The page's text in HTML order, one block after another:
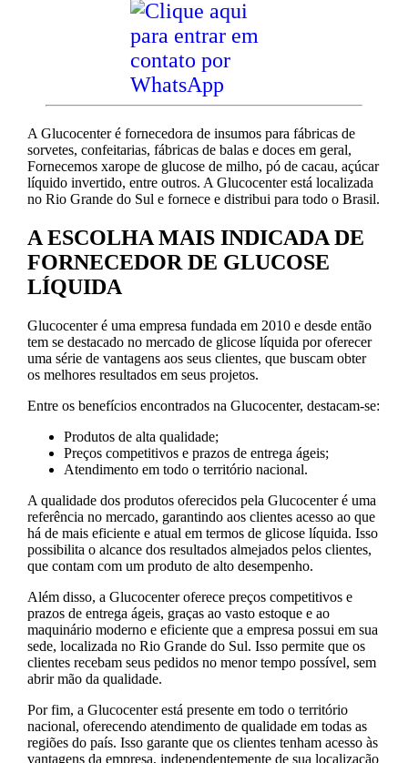
A Glucocenter é fornecedora de insumos para fábricas de
sorvetes, confeitarias, fábricas de balas e doces em geral,
Fornecemos xarope de glucose de milho, pó de cacau, açúcar
líquido invertido, entre outros. A Glucocenter está localizada
no Rio Grande do Sul e fornece e distribui para todo o Brasil.
A ESCOLHA MAIS INDICADA DE
FORNECEDOR DE GLUCOSE
LÍQUIDA
Glucocenter é uma empresa fundada em 2010 e desde então
tem se destacado no mercado de glicose líquida por oferecer
uma série de vantagens aos seus clientes, que buscam obter
os melhores resultados em seus projetos.
Entre os benefícios encontrados na Glucocenter, destacam-se:
Produtos de alta qualidade;
Preços competitivos e prazos de entrega ágeis;
Atendimento em todo o território nacional.
A qualidade dos produtos oferecidos pela Glucocenter é uma
referência no mercado, garantindo aos clientes acesso ao que
há de mais eficiente e atual em termos de glicose líquida. Isso
possibilita o alcance dos resultados almejados pelos clientes,
que contam com um produto de alto desempenho.
Além disso, a Glucocenter oferece preços competitivos e
prazos de entrega ágeis, graças ao vasto estoque e ao
maquinário moderno e eficiente que a empresa possui em sua
sede, localizada no Rio Grande do Sul. Isso permite que os
clientes recebam seus pedidos no menor tempo possível, sem
abrir mão da qualidade.
Por fim, a Glucocenter está presente em todo o território
nacional, oferecendo atendimento de qualidade em todas as
regiões do país. Isso garante que os clientes tenham acesso às
vantagens da empresa, independentemente de sua localização